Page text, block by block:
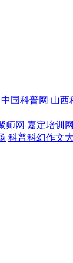
中国科普网 山西
师网 嘉定培训网
科普科幻作文